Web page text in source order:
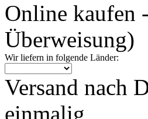
Online kaufen
Überweisung)
Wir liefern in folgende Länder:
Versand nach
einmalig